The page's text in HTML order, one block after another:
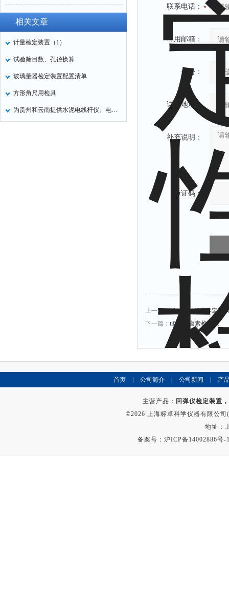
相关文章
计量检定装置（1）
试验筛目数、孔径换算
玻璃量器检定装置配置清单
方形角尺用检具
为贵州和云南提供水泥电线杆仪、电杆挠度测试仪
联系电话：
常用邮箱：
省份：
详细地址：
补充说明：
验证码：
上一篇：tif xp-1a sf6气体定性
下一篇： tifxp-1a卤素检漏仪
首页 公司简介 公司新闻 产
主营产品： 回弹仪检定装置
©2026 上海标卓科学仪器有限公
地址：
备案号：沪ICP备14002886号-